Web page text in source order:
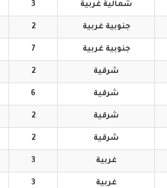
شمالية غربية 3
جنوبية غربية 2
جنوبية غربية 7
شرقية 2
شرقية 6
شرقية 2
شرقية 2
غربية 3
غربية 3